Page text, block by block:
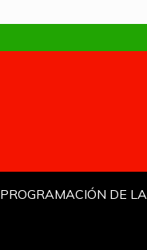
PROGRAMACIÓN DE